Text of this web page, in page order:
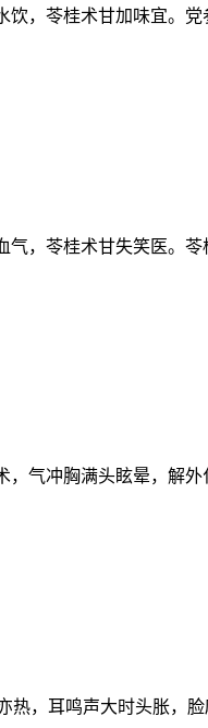
，苓桂术甘加味宜。
，苓桂术甘失笑医。
，气冲胸满头眩晕，解
热，耳鸣声大时头胀，